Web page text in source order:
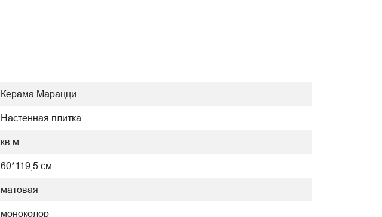
Керама Марацци
Настенная плитка
кв.м
60*119,5 см
матовая
моноколор